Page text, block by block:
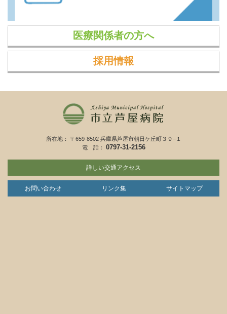
医療関係者の方へ
採用情報
所在地： 〒659-8502 兵庫県芦屋市朝日ケ丘町３９−１
電 話： 0797-31-2156
詳しい交通アクセス
お問い合わせ リンク集 サイトマップ